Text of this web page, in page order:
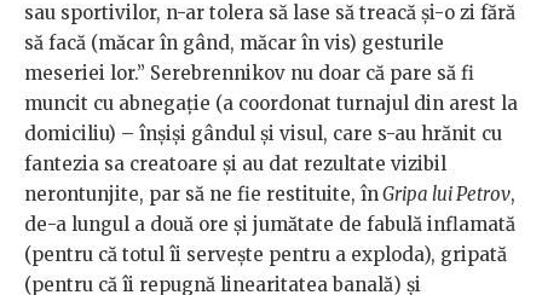
sau sportivilor, n-ar tolera să lase să treacă și-o zi fără
să facă (măcar în gând, măcar în vis) gesturile
meseriei lor.” Serebrennikov nu doar că pare să fi
muncit cu abnegație (a coordonat turnajul din arest la
domiciliu) – înșiși gândul și visul, care s-au hrănit cu
fantezia sa creatoare și au dat rezultate vizibil
nerontunjite, par să ne fie restituite, înGripa lui Petrov,
de-a lungul a două ore și jumătate de fabulă inflamată
(pentru că totul îi servește pentru a exploda), gripată
(pentru că îi repugnă linearitatea banală) și